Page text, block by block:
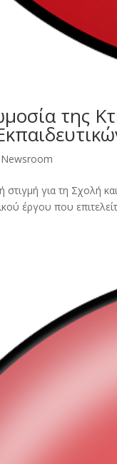
της
Newsroοm
στιγμή για τη Σχολή
έργου που